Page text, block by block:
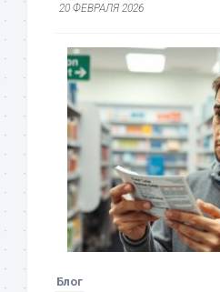
20 ФЕВРАЛЯ 2026
Блог